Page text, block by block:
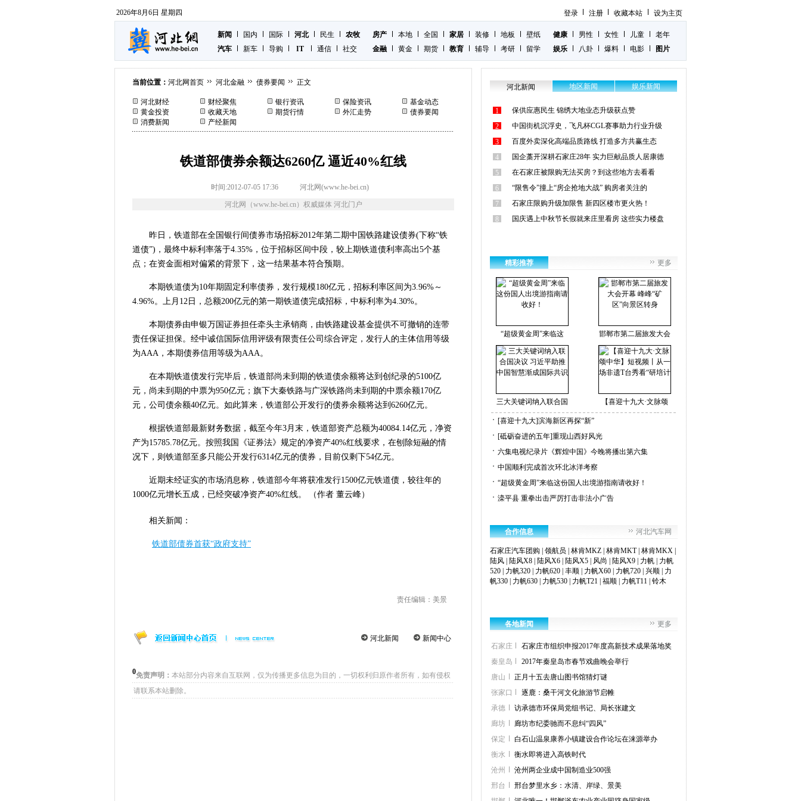
2026年8月6日 星期四 登录 注册 收藏本站 设为主页
新闻 国内 国际 河北 民生
农牧
汽车
新车 导购 IT 通信 社交
房产 本地 全国 家居 装修 地板
壁纸
金融
黄金 期货 教育 辅导 考研 留学
健康 男性 女性 儿童
老年
娱乐
八卦 爆料 电影 图片
当前位置： 河北网首页 河北金融 债券要闻 正文
河北财经 财经聚焦 银行资讯 保险资讯
基金动态
黄金投资
收藏天地 期货行情 外汇走势
债券要闻
消费新闻
产经新闻
铁道部债券余额达6260亿 逼近40%红线
时间:2012-07-05 17:36 河北网(www.he-bei.cn)
河北网（www.he-bei.cn）权威媒体 河北门户
昨日，铁道部在全国银行间债券市场招标2012年第二期中国铁路建设债券(下称“铁
道债”)，最终中标利率落于4.35%，位于招标区间中段，较上期铁道债利率高出5个基
点；在资金面相对偏紧的背景下，这一结果基本符合预期。
本期铁道债为10年期固定利率债券，发行规模180亿元，招标利率区间为3.96%～
4.96%。上月12日，总额200亿元的第一期铁道债完成招标，中标利率为4.30%。
本期债券由申银万国证券担任牵头主承销商，由铁路建设基金提供不可撤销的连带
责任保证担保。经中诚信国际信用评级有限责任公司综合评定，发行人的主体信用等级
为AAA，本期债券信用等级为AAA。
在本期铁道债发行完毕后，铁道部尚未到期的铁道债余额将达到创纪录的5100亿
元，尚未到期的中票为950亿元；旗下大秦铁路与广深铁路尚未到期的中票余额170亿
元，公司债余额40亿元。如此算来，铁道部公开发行的债券余额将达到6260亿元。
根据铁道部最新财务数据，截至今年3月末，铁道部资产总额为40084.14亿元，净资
产为15785.78亿元。按照我国《证券法》规定的净资产40%红线要求，在刨除短融的情
况下，则铁道部至多只能公开发行6314亿元的债券，目前仅剩下54亿元。
近期未经证实的市场消息称，铁道部今年将获准发行1500亿元铁道债，较往年的
1000亿元增长五成，已经突破净资产40%红线。 （作者 董云峰）
相关新闻：
铁道部债券首获“政府支持”
责任编辑：美景
新闻中心
河北新闻
0免责声明： 本站部分内容来自互联网，仅为传播更多信息为目的，一切权利归原作者所有，如有侵权
请联系本站删除。
河北新闻 地区新闻 娱乐新闻
1
保供应惠民生 锦绣大地业态升级获点赞
2
中国街机沉浮史，飞凡杯CGL赛事助力行业升级
3
百度外卖深化高端品质路线 打造多方共赢生态
4
国企藁开深耕石家庄28年 实力巨献品质人居康德
5
在石家庄被限购无法买房？到这些地方去看看
6
“限售令”撞上“房企抢地大战” 购房者关注的
7
石家庄限购升级加限售 新四区楼市更火热！
8
国庆遇上中秋节长假就来庄里看房 这些实力楼盘
精彩推荐 更多
“超级黄金周”来临这 邯郸市第二届旅发大会
三大关键词纳入联合国 【喜迎十九大·文脉颂
[喜迎十九大]滨海新区再探“新”
[砥砺奋进的五年]重现山西好风光
六集电视纪录片《辉煌中国》今晚将播出第六集
中国顺利完成首次环北冰洋考察
“超级黄金周”来临这份国人出境游指南请收好！
滦平县 重拳出击严厉打击非法小广告
合作信息 河北汽车网
石家庄汽车团购 领航员 林肯MKZ 林肯MKT| 林肯MKX
陆风
陆风X8 陆风X6 陆风X5 风尚 陆风X9 力帆
力帆
520
力帆320 力帆620 丰顺 力帆X60 力帆720 兴顺
力
帆330
力帆630 力帆530 力帆T21 福顺 力帆T11 铃木
各地新闻 更多
石家庄
石家庄市组织申报2017年度高新技术成果落地奖
秦皇岛
2017年秦皇岛市春节戏曲晚会举行
唐山
正月十五去唐山图书馆猜灯谜
张家口
逐鹿：桑干河文化旅游节启帷
承德
访承德市环保局党组书记、局长张建文
廊坊
廊坊市纪委驰而不息纠“四风”
保定
白石山温泉康养小镇建设合作论坛在涞源举办
衡水
衡水即将进入高铁时代
沧州
沧州两企业成中国制造业500强
邢台
邢台梦里水乡：水清、岸绿、景美